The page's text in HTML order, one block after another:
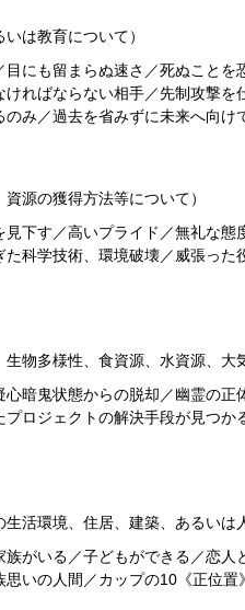
は教育について）
目にも留まらぬ速さ／死ぬこと
ればならない相手／先制攻撃
み／過去を省みずに未来へ向
資源の獲得方法等について）
見下す／高いプライド／無礼な
た科学技術、環境破壊／威張っ
生物多様性、食資源、水資源、大
心暗鬼状態からの脱却／幽霊の
プロジェクトの解決手段が見つ
生活環境、住居、建築、あるいは
族がいる／子どもができる／恋
いの人間／カップの10《正位置》